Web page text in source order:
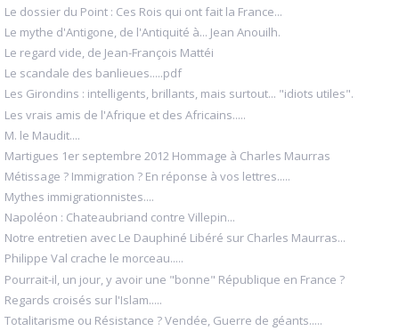
Le dossier du Point : Ces Rois qui ont fait la France...
Le mythe d'Antigone, de l'Antiquité à... Jean Anouilh.
Le regard vide, de Jean-François Mattéi
Le scandale des banlieues.....pdf
Les Girondins : intelligents, brillants, mais surtout... "idiots utiles".
Les vrais amis de l'Afrique et des Africains.....
M. le Maudit....
Martigues 1er septembre 2012 Hommage à Charles Maurras
Métissage ? Immigration ? En réponse à vos lettres.....
Mythes immigrationnistes....
Napoléon : Chateaubriand contre Villepin...
Notre entretien avec Le Dauphiné Libéré sur Charles Maurras...
Philippe Val crache le morceau.....
Pourrait-il, un jour, y avoir une "bonne" République en France ?
Regards croisés sur l'Islam.....
Totalitarisme ou Résistance ? Vendée, Guerre de géants.....